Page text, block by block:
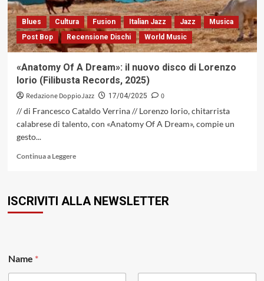
Firpo
feat.
Fabio
Gorlier
(Filibusta
2025)
Blues Cultura Fusion Italian Jazz Jazz
Musica
Post Bop
Recensione Dischi World Music
«Anatomy Of A Dream»: il nuovo disco di Lorenzo
Iorio (Filibusta Records, 2025)
Redazione DoppioJazz 17/04/2025
0
// di Francesco Cataldo Verrina // Lorenzo Iorio, chitarrista
calabrese di talento, con «Anatomy Of A Dream», compie un
gesto...
Continua a LeggereLeggi
«Anatomy
ISCRIVITI ALLA NEWSLETTER
Name *